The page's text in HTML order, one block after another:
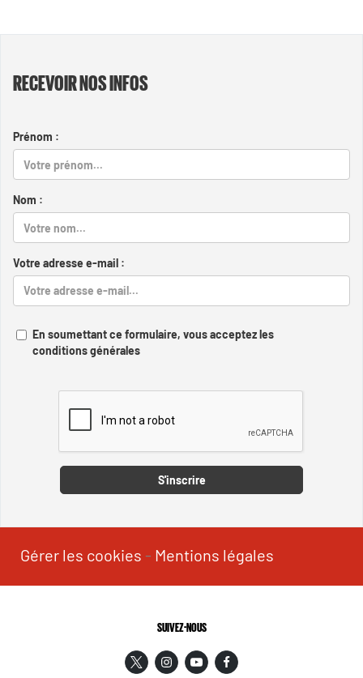
RECEVOIR NOS INFOS
Prénom :
Nom :
Votre adresse e-mail :
En soumettant ce formulaire, vous acceptez les
conditions générales
S'inscrire
Gérer les cookies - Mentions légales
SUIVEZ-NOUS